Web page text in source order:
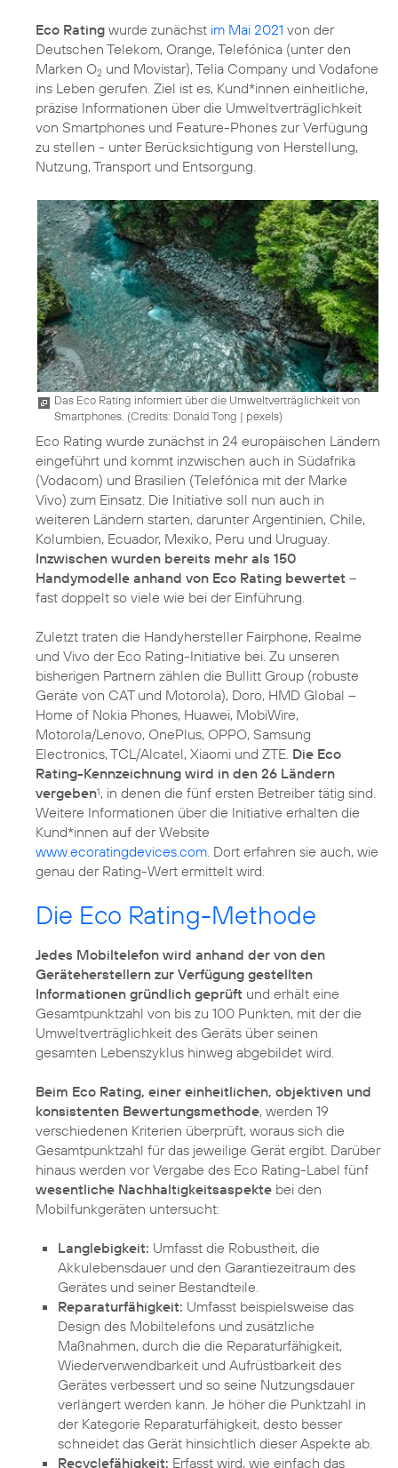
Eco Rating wurde zunächst im Mai 2021 von der
Deutschen Telekom, Orange, Telefónica (unter den
Marken O2 und Movistar), Telia Company und Vodafone
ins Leben gerufen. Ziel ist es, Kund*innen einheitliche,
präzise Informationen über die Umweltverträglichkeit
von Smartphones und Feature-Phones zur Verfügung
zu stellen - unter Berücksichtigung von Herstellung,
Nutzung, Transport und Entsorgung.
Das Eco Rating informiert über die Umweltverträglichkeit von
Smartphones. (Credits: Donald Tong | pexels)
Eco Rating wurde zunächst in 24 europäischen Ländern
eingeführt und kommt inzwischen auch in Südafrika
(Vodacom) und Brasilien (Telefónica mit der Marke
Vivo) zum Einsatz. Die Initiative soll nun auch in
weiteren Ländern starten, darunter Argentinien, Chile,
Kolumbien, Ecuador, Mexiko, Peru und Uruguay.
Inzwischen wurden bereits mehr als 150
Handymodelle anhand von Eco Rating bewertet –
fast doppelt so viele wie bei der Einführung.
Zuletzt traten die Handyhersteller Fairphone, Realme
und Vivo der Eco Rating-Initiative bei. Zu unseren
bisherigen Partnern zählen die Bullitt Group (robuste
Geräte von CAT und Motorola), Doro, HMD Global –
Home of Nokia Phones, Huawei, MobiWire,
Motorola/Lenovo, OnePlus, OPPO, Samsung
Electronics, TCL/Alcatel, Xiaomi und ZTE. Die Eco
Rating-Kennzeichnung wird in den 26 Ländern
vergeben1, in denen die fünf ersten Betreiber tätig sind.
Weitere Informationen über die Initiative erhalten die
Kund*innen auf der Website
www.ecoratingdevices.com. Dort erfahren sie auch, wie
genau der Rating-Wert ermittelt wird.
Die Eco Rating-Methode
Jedes Mobiltelefon wird anhand der von den
Geräteherstellern zur Verfügung gestellten
Informationen gründlich geprüft und erhält eine
Gesamtpunktzahl von bis zu 100 Punkten, mit der die
Umweltverträglichkeit des Geräts über seinen
gesamten Lebenszyklus hinweg abgebildet wird.
Beim Eco Rating, einer einheitlichen, objektiven und
konsistenten Bewertungsmethode, werden 19
verschiedenen Kriterien überprüft, woraus sich die
Gesamtpunktzahl für das jeweilige Gerät ergibt. Darüber
hinaus werden vor Vergabe des Eco Rating-Label fünf
wesentliche Nachhaltigkeitsaspekte bei den
Mobilfunkgeräten untersucht:
Langlebigkeit: Umfasst die Robustheit, die
Akkulebensdauer und den Garantiezeitraum des
Gerätes und seiner Bestandteile.
Reparaturfähigkeit: Umfasst beispielsweise das
Design des Mobiltelefons und zusätzliche
Maßnahmen, durch die die Reparaturfähigkeit,
Wiederverwendbarkeit und Aufrüstbarkeit des
Gerätes verbessert und so seine Nutzungsdauer
verlängert werden kann. Je höher die Punktzahl in
der Kategorie Reparaturfähigkeit, desto besser
schneidet das Gerät hinsichtlich dieser Aspekte ab.
Recyclefähigkeit: Erfasst wird, wie einfach das